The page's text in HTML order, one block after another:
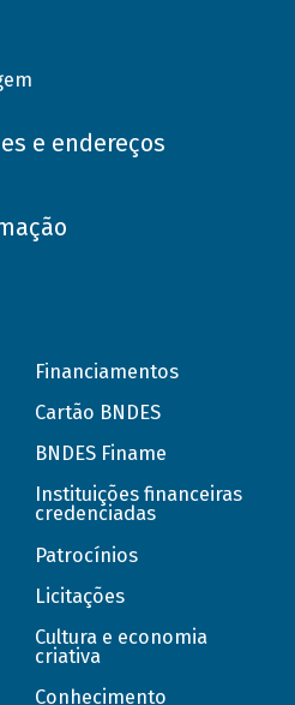
e endereços
Financiamentos
Cartão BNDES
BNDES Finame
Instituições financeiras
credenciadas
Patrocínios
Licitações
Cultura e economia
criativa
Conhecimento